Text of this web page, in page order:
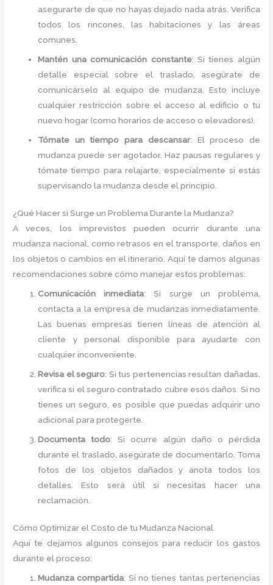
asegurarte de que no hayas dejado nada atrás. Verifica
todos los rincones, las habitaciones y las áreas
comunes.
Mantén una comunicación constante: Si tienes algún
detalle especial sobre el traslado, asegúrate de
comunicárselo al equipo de mudanza. Esto incluye
cualquier restricción sobre el acceso al edificio o tu
nuevo hogar (como horarios de acceso o elevadores).
Tómate un tiempo para descansar: El proceso de
mudanza puede ser agotador. Haz pausas regulares y
tómate tiempo para relajarte, especialmente si estás
supervisando la mudanza desde el principio.
¿Qué Hacer si Surge un Problema Durante la Mudanza?
A veces, los imprevistos pueden ocurrir durante una
mudanza nacional, como retrasos en el transporte, daños en
los objetos o cambios en el itinerario. Aquí te damos algunas
recomendaciones sobre cómo manejar estos problemas:
Comunicación inmediata: Si surge un problema,
contacta a la empresa de mudanzas inmediatamente.
Las buenas empresas tienen líneas de atención al
cliente y personal disponible para ayudarte con
cualquier inconveniente.
Revisa el seguro: Si tus pertenencias resultan dañadas,
verifica si el seguro contratado cubre esos daños. Si no
tienes un seguro, es posible que puedas adquirir uno
adicional para protegerte.
Documenta todo: Si ocurre algún daño o pérdida
durante el traslado, asegúrate de documentarlo. Toma
fotos de los objetos dañados y anota todos los
detalles. Esto será útil si necesitas hacer una
reclamación.
Cómo Optimizar el Costo de tu Mudanza Nacional
Aquí te dejamos algunos consejos para reducir los gastos
durante el proceso:
Mudanza compartida: Si no tienes tantas pertenencias